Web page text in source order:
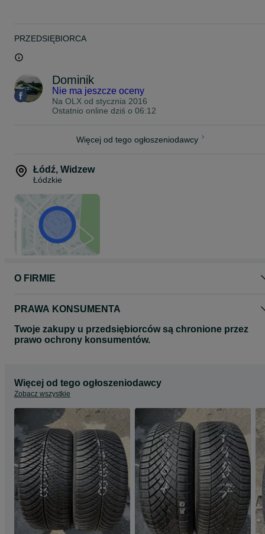
PRZEDSIĘBIORCA
Dominik
Nie ma jeszcze oceny
Na OLX od stycznia 2016
Ostatnio online dziś o 06:12
Więcej od tego ogłoszeniodawcy
Łódź, Widzew
Łódzkie
O FIRMIE
PRAWA KONSUMENTA
Twoje zakupy u przedsiębiorców są chronione przez
prawo ochrony konsumentów.
Więcej od tego ogłoszeniodawcy
Zobacz wszystkie